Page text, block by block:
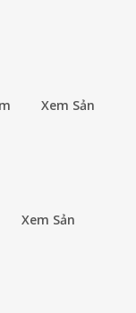
Xem Sản
Xem Sản